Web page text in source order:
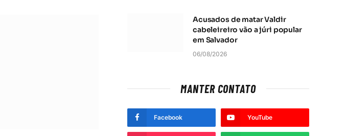
Acusados de matar Valdir
cabeleireiro vão a júri popular
em Salvador
06/08/2026
MANTER CONTATO
Facebook YouTube